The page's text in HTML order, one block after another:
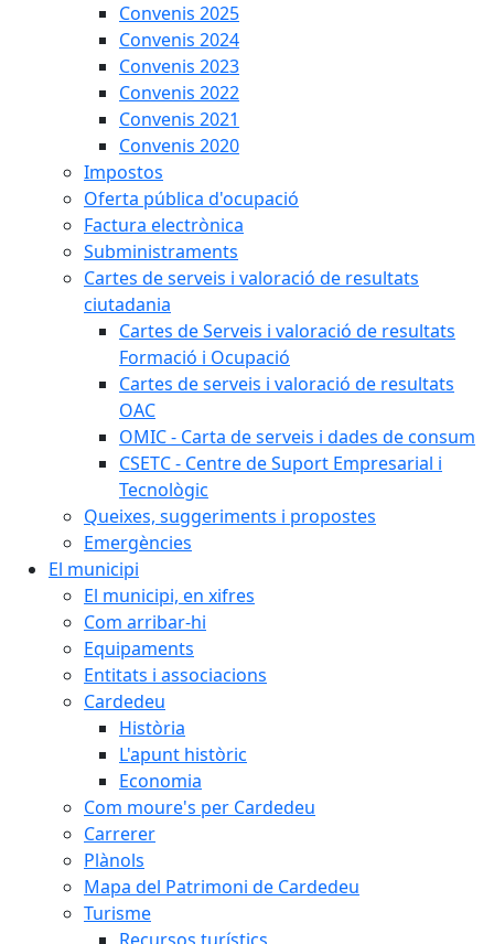
Convenis 2025
Convenis 2024
Convenis 2023
Convenis 2022
Convenis 2021
Convenis 2020
Impostos
Oferta pública d'ocupació
Factura electrònica
Subministraments
Cartes de serveis i valoració de resultats
ciutadania
Cartes de Serveis i valoració de resultats
Formació i Ocupació
Cartes de serveis i valoració de resultats
OAC
OMIC - Carta de serveis i dades de consum
CSETC - Centre de Suport Empresarial i
Tecnològic
Queixes, suggeriments i propostes
Emergències
El municipi
El municipi, en xifres
Com arribar-hi
Equipaments
Entitats i associacions
Cardedeu
Història
L'apunt històric
Economia
Com moure's per Cardedeu
Carrerer
Plànols
Mapa del Patrimoni de Cardedeu
Turisme